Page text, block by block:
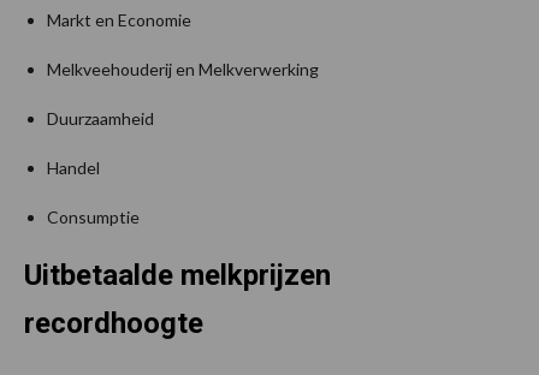
Markt en Economie
Melkveehouderij en Melkverwerking
Duurzaamheid
Handel
Consumptie
Uitbetaalde melkprijzen
recordhoogte